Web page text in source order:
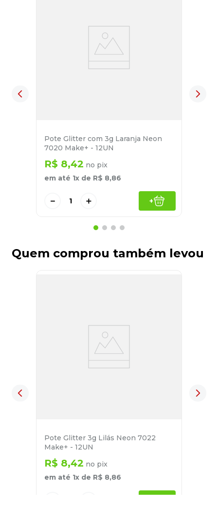
Pote Glitter com 3g Laranja Neon
7020 Make+ - 12UN
R$ 8,42 no pix
em até 1x de R$ 8,86
＋
－ +
Quem comprou também levou
Pote Glitter 3g Lilás Neon 7022
Make+ - 12UN
R$ 8,42 no pix
em até 1x de R$ 8,86